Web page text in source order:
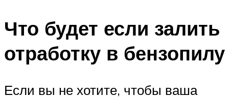
Что будет если залить
отработку в бензопилу
Если вы не хотите, чтобы ваша